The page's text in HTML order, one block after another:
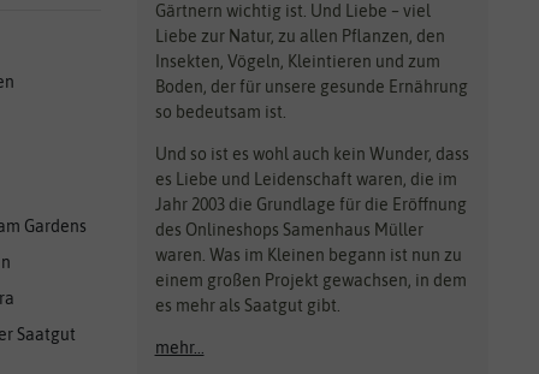
Gardens
Saatgut
Gärtnern wichtig ist. Und Liebe – viel
Liebe zur Natur, zu allen Pflanzen, den
Insekten, Vögeln, Kleintieren und zum
Boden, der für unsere gesunde Ernährung
so bedeutsam ist.
Und so ist es wohl auch kein Wunder, dass
es Liebe und Leidenschaft waren, die im
Jahr 2003 die Grundlage für die Eröffnung
des Onlineshops Samenhaus Müller
waren. Was im Kleinen begann ist nun zu
einem großen Projekt gewachsen, in dem
es mehr als Saatgut gibt.
mehr...